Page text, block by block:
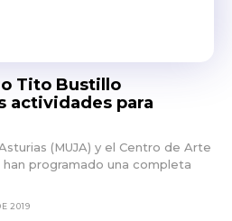
Tito Bustillo
actividades para
(MUJA) y el Centro de Arte
programado una completa
2019